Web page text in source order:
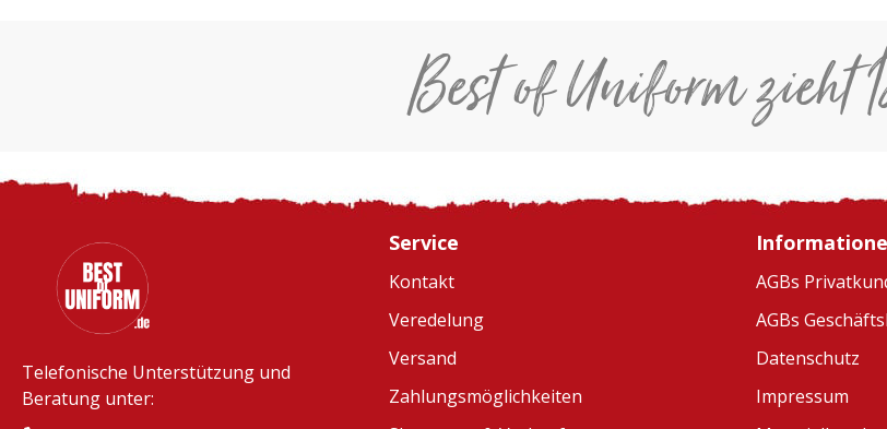
Best of Uniform
Telefonische Unterstützung und
Beratung unter:
Service
Kontakt
Veredelung
Versand
Zahlungsmöglichkeiten
AGBs
AGBs
Datenschutz
Impressum